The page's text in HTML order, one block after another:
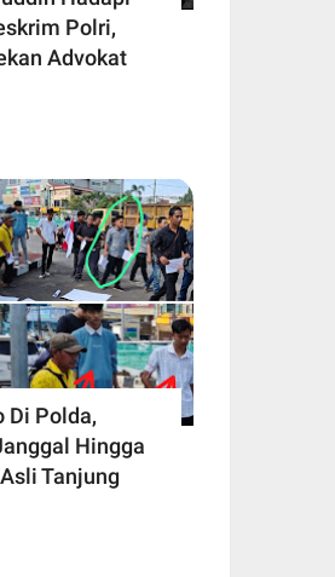
Polri,
Advokat
Di Polda,
Hingga
Tanjung